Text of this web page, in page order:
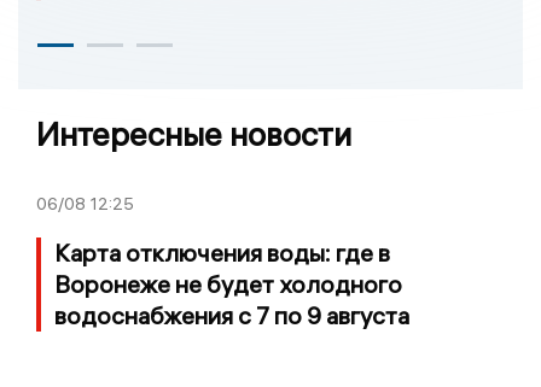
Интересные новости
06/08 12:25
Карта отключения воды: где в
Воронеже не будет холодного
водоснабжения с 7 по 9 августа